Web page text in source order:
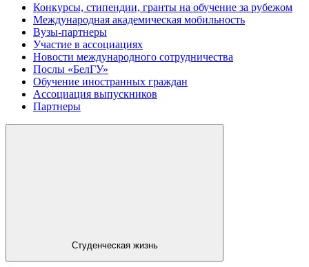
Конкурсы, стипендии, гранты на обучение за рубежом
Международная академическая мобильность
Вузы-партнеры
Участие в ассоциациях
Новости международного сотрудничества
Послы «БелГУ»
Обучение иностранных граждан
Ассоциация выпускников
Партнеры
Студенческая жизнь